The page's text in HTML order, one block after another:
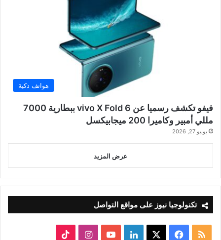
هواتف ذكية
فيفو تكشف رسميا عن vivo X Fold 6 ببطارية 7000
مللي أمبير وكاميرا 200 ميجابيكسل
يونيو 27, 2026
عرض المزيد
تكنولوجيا نيوز على مواقع التواصل
ملخصفيسبوك لينكدإن‫YouTubeانستقرام